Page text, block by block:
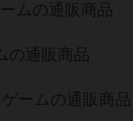
ムの通販商品
の通販商品
ームの通販商品